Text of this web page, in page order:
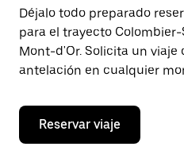
fecha.
Pulsa
el
botón
de
escape
cerrar
calendario.
Déjalo todo preparado
para el trayecto
Mont-d'Or. Solicita un viaje
antelación en cualquier
Reservar viaje